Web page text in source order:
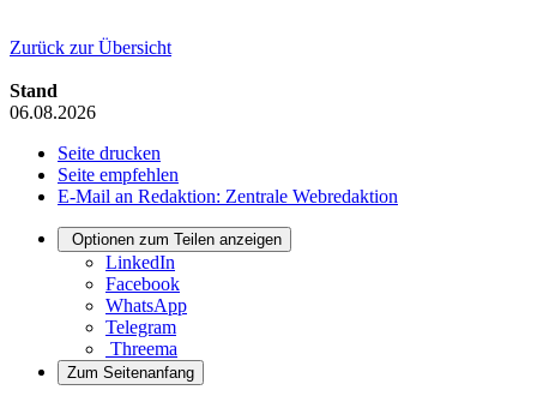
Zurück zur Übersicht
Stand
06.08.2026
Seite drucken
Seite empfehlen
E-Mail an Redaktion: Zentrale Webredaktion
Optionen zum Teilen anzeigen
LinkedIn
Facebook
WhatsApp
Telegram
Threema
Zum Seitenanfang